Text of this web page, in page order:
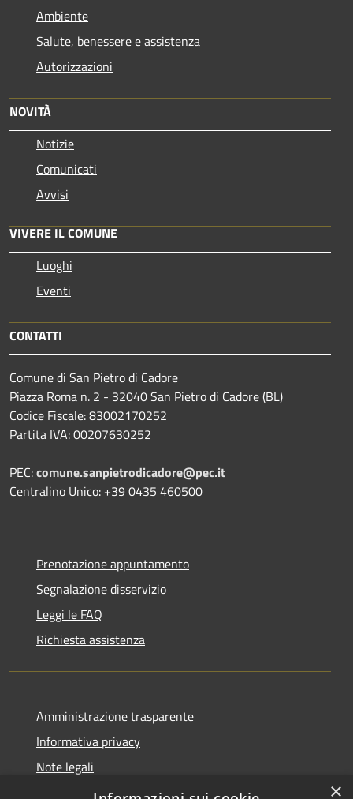
Ambiente
Salute, benessere e assistenza
Autorizzazioni
NOVITÀ
Notizie
Comunicati
Avvisi
VIVERE IL COMUNE
Luoghi
Eventi
CONTATTI
Comune di San Pietro di Cadore
Piazza Roma n. 2 - 32040 San Pietro di Cadore (BL)
Codice Fiscale: 83002170252
Partita IVA: 00207630252
PEC:comune.sanpietrodicadore@pec.it
Centralino Unico: +39 0435 460500
Prenotazione appuntamento
Segnalazione disservizio
Leggi le FAQ
Richiesta assistenza
Amministrazione trasparente
Informativa privacy
Note legali
Dichiarazione di accessibilità
×